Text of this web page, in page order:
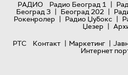
РАДИО
Радио Београд 1 |
Београд 3 | Београд 202 |
Рокенролер | Радио Џубокс |
Џезер |
РТС
Контакт | Маркетинг |
Интернет